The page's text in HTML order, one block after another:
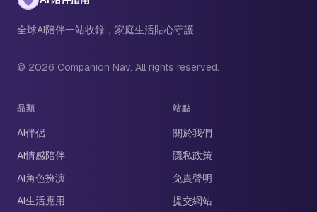
全球AI陪伴一站收錄，家庭生活貼心守護
© 2026 Companion Nav. All rights reserved.
品類
AI伴侶
AI情感陪伴
AI角色扮演
AI生活應用
站點
關於我們
隱私政策
免責聲明
提交網站